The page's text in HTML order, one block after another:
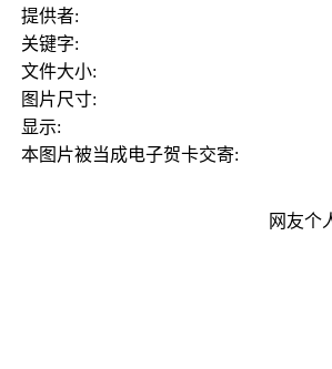
提供者:
关键字:
文件大小:
图片尺寸:
显示:
本图片被当成电子贺卡交寄:
网友个